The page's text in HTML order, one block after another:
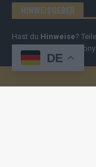
HINWEISGEBER
Hast du Hinweise?
Mail, Telefon oder
DE